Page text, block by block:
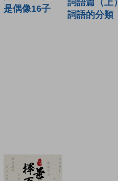
是偶像16子
詞語篇（上）
詞語的分類